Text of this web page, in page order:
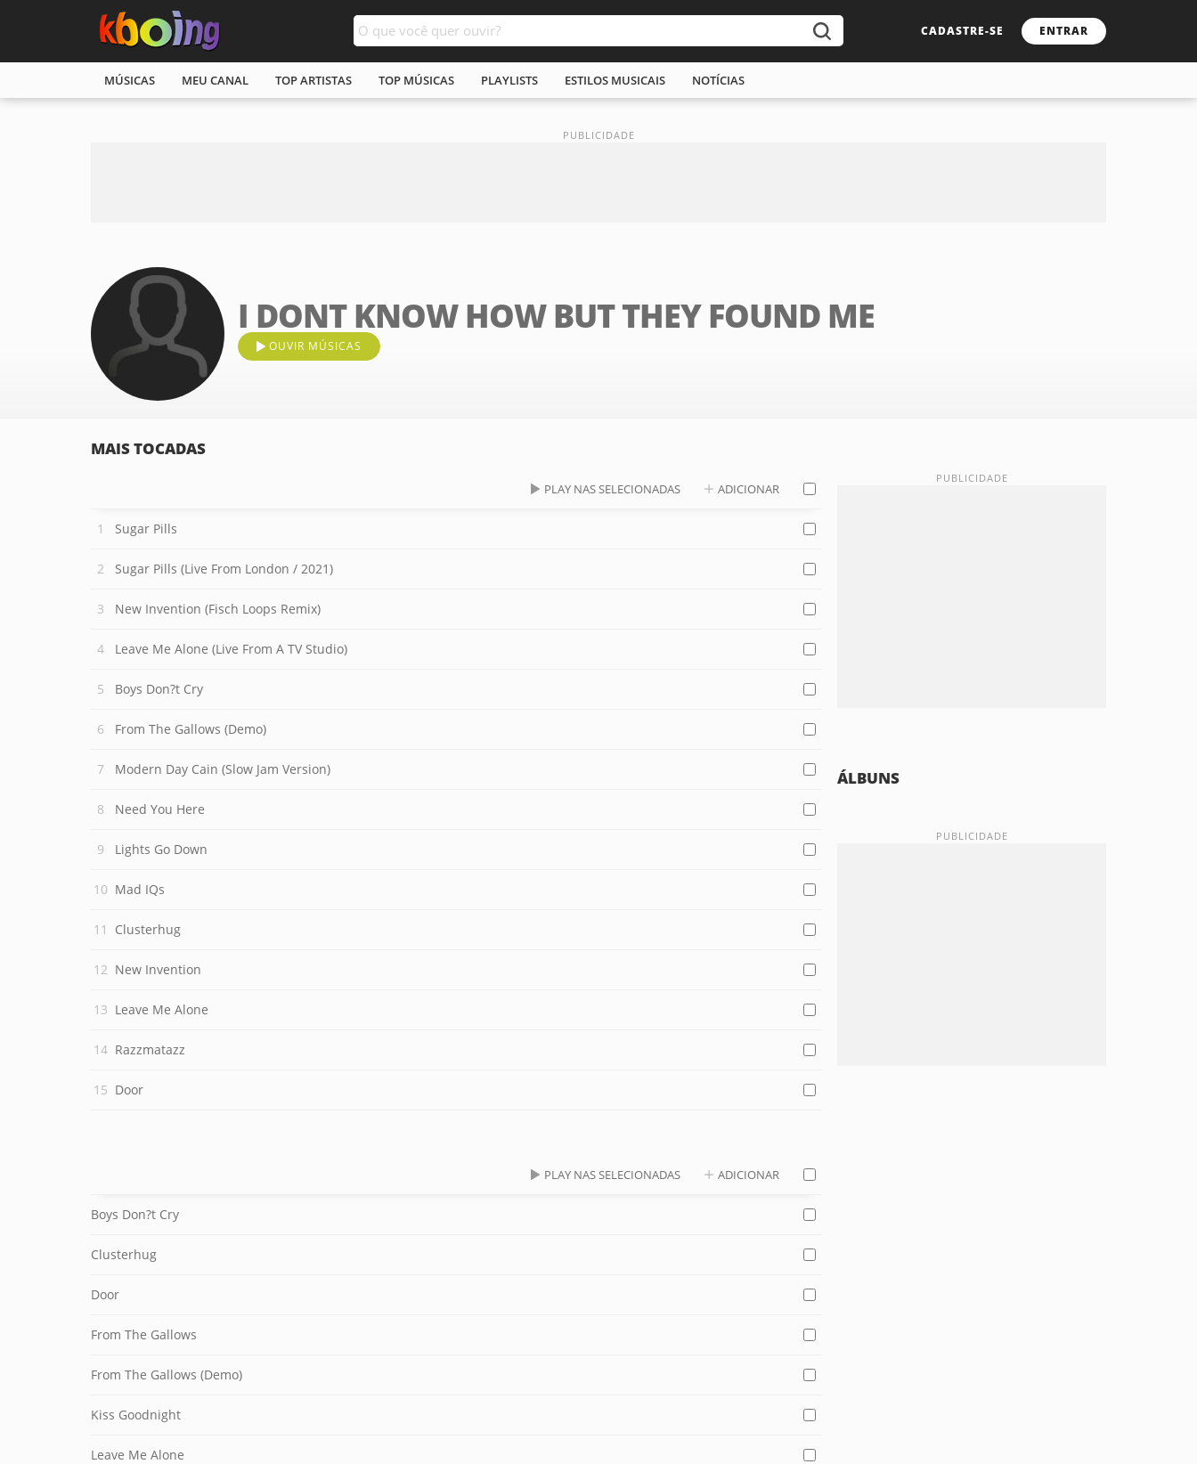
CADASTRE-SE ENTRAR
MÚSICAS MEU CANAL TOP ARTISTAS TOP MÚSICAS PLAYLISTS ESTILOS MUSICAIS NOTÍCIAS
I DONT KNOW HOW BUT THEY FOUND ME
OUVIR MÚSICAS
MAIS TOCADAS
PLAY NAS SELECIONADAS ADICIONAR
Sugar Pills
Sugar Pills (Live From London / 2021)
New Invention (Fisch Loops Remix)
Leave Me Alone (Live From A TV Studio)
Boys Don?t Cry
From The Gallows (Demo)
Modern Day Cain (Slow Jam Version)
Need You Here
Lights Go Down
Mad IQs
Clusterhug
New Invention
Leave Me Alone
Razzmatazz
Door
PLAY NAS SELECIONADAS ADICIONAR
Boys Don?t Cry
Clusterhug
Door
From The Gallows
From The Gallows (Demo)
Kiss Goodnight
Leave Me Alone
ÁLBUNS